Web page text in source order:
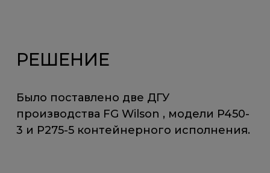
РЕШЕНИЕ
Было поставлено две ДГУ
производства FG Wilson , модели P450-
3 и P275-5 контейнерного исполнения.